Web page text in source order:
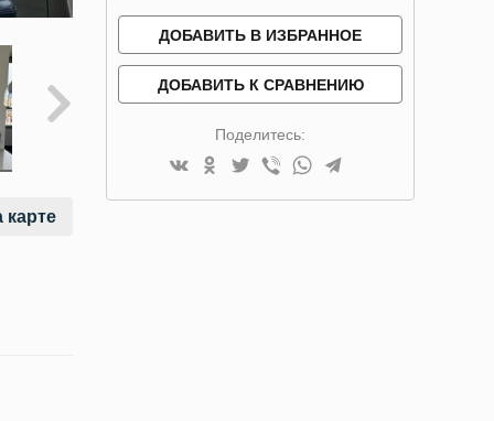
карте
ДОБАВИТЬ В ИЗБРАННОЕ
ДОБАВИТЬ К СРАВНЕНИЮ
Поделитесь: